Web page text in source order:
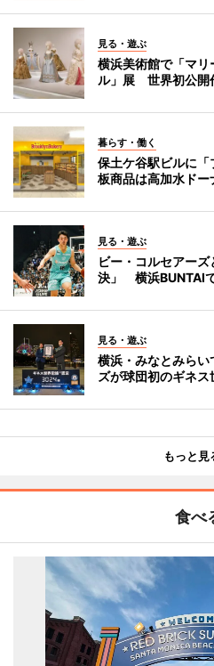
見る・遊ぶ
横浜美術館で「マリ
ル」展 世界初公開
暮らす・働く
保土ケ谷駅ビルに
板商品は高加水ドー
見る・遊ぶ
ビー・コルセアー
決」 横浜BUNTAI
見る・遊ぶ
横浜・みなとみら
ズが球団初のギネス
もっと見
食べ